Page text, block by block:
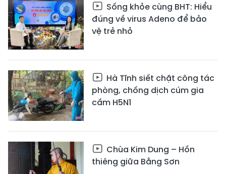
Sống khỏe cùng BHT: Hiểu
đúng về virus Adeno để bảo
vệ trẻ nhỏ
Hà Tĩnh siết chặt công tác
phòng, chống dịch cúm gia
cầm H5N1
Chùa Kim Dung – Hồn
thiêng giữa Bằng Sơn